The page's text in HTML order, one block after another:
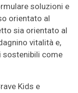
soluzioni e
orientato al
sia orientato al
vitalità e,
sostenibili come
Kids e